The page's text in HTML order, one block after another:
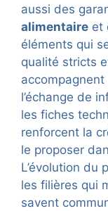
aussi des
alimentaire et
éléments qui
qualité stricts
l’échange de
les fiches
renforcent la
le proposer
L’évolution du
les filières qui
savent